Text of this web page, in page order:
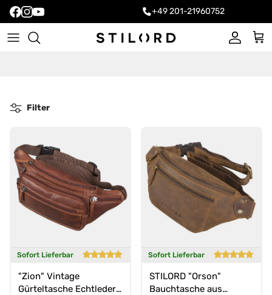
+49 201-21960752
Konto
Filter
Sofort Lieferbar
"Zion" Vintage
Gürteltasche Echtleder
Sofort Lieferbar
STILORD "Orson"
Bauchtasche aus